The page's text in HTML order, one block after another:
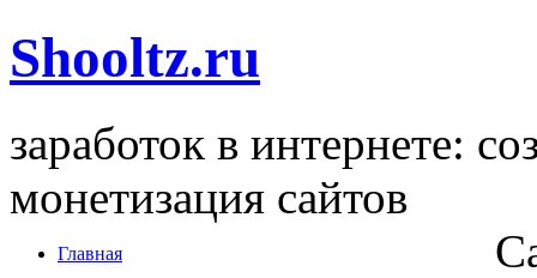
Shooltz.ru
заработок в интернете:
монетизация сайтов
Главная